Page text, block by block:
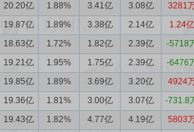
20.20亿 1.88% 3.41亿 3.08亿 3281
19.87亿 1.89% 3.38亿 2.14亿 1.24亿
18.63亿 1.72% 1.82亿 2.39亿 -5718
19.21亿 1.95% 1.75亿 2.39亿 -6476
19.85亿 1.89% 3.69亿 3.20亿 4924
19.36亿 1.81% 3.00亿 3.07亿 -731.8
19.43亿 1.82% 4.77亿 4.19亿 5803